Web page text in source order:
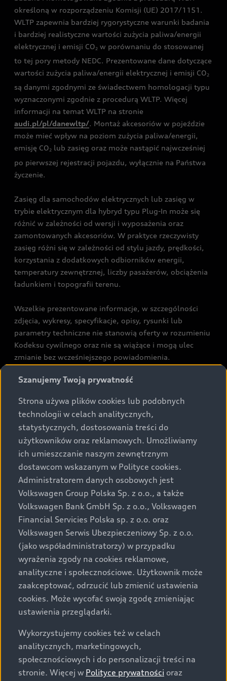
Szanujemy Twoją prywatność
Strona używa plików cookies lub podobnych
technologii w celach analitycznych,
statystycznych, dostosowania treści do
użytkowników oraz reklamowych. Umożliwiamy
ich umieszczanie naszym zewnętrznym
dostawcom wskazanym w Polityce cookies.
Administratorem danych osobowych jest
Volkswagen Group Polska Sp. z o.o., a także
Volkswagen Bank GmbH Sp. z o.o., Volkswagen
Financial Servicies Polska sp. z o.o. oraz
Volkswagen Serwis Ubezpieczeniowy Sp. z o.o.
(jako współadministratorzy) w przypadku
wyrażenia zgody na cookies reklamowe,
analityczne i społecznościowe. Użytkownik może
zaakceptować, odrzucić lub zmienić ustawienia
cookies. Może wycofać swoją zgodę zmieniając
ustawienia przeglądarki.
Wykorzystujemy cookies też w celach
analitycznych, marketingowych,
społecznościowych i do personalizacji treści na
stronie. Więcej w Polityce prywatności oraz
określoną w rozporządzeniu Komisji (UE) 2017/1151.
WLTP zapewnia bardziej rygorystyczne warunki badania
i bardziej realistyczne wartości zużycia paliwa/energii
elektrycznej i emisji CO2 w porównaniu do stosowanej
to tej pory metody NEDC. Prezentowane dane dotyczące
wartości zużycia paliwa/energii elektrycznej i emisji CO2
są danymi zgodnymi ze świadectwem homologacji typu
wyznaczonymi zgodnie z procedurą WLTP. Więcej
informacji na temat WLTP na stronie
audi.pl/pl/danewltp/. Montaż akcesoriów w pojeździe
może mieć wpływ na poziom zużycia paliwa/energii,
emisję CO2 lub zasięg oraz może nastąpić najwcześniej
po pierwszej rejestracji pojazdu, wyłącznie na Państwa
życzenie.
Zasięg dla samochodów elektrycznych lub zasięg w
trybie elektrycznym dla hybryd typu Plug-In może się
różnić w zależności od wersji i wyposażenia oraz
zamontowanych akcesoriów. W praktyce rzeczywisty
zasięg różni się w zależności od stylu jazdy, prędkości,
korzystania z dodatkowych odbiorników energii,
temperatury zewnętrznej, liczby pasażerów, obciążenia
ładunkiem i topografii terenu.
Wszelkie prezentowane informacje, w szczególności
zdjęcia, wykresy, specyfikacje, opisy, rysunki lub
parametry techniczne nie stanowią oferty w rozumieniu
Kodeksu cywilnego oraz nie są wiążące i mogą ulec
zmianie bez wcześniejszego powiadomienia.
rozumieniu art. 5561§2 Kodeksu cywilnego oraz art.
Podane kwoty są rekomendowane i obejmują podatek
VAT (23%), chyba że inaczej zaznaczono.
Audi zastrzega sobie możliwość wprowadzenia zmian w
prezentowanych wersjach. Przedstawione detale
wyposażenia mogą różnić się od specyfikacji
przewidzianej na rynek polski. Zamieszczone zdjęcia
mogą przedstawiać wyposażenie opcjonalne, dostępne
za dopłatą. Wiążące ustalenie ceny, wyposażenia i
specyfikacji pojazdu następują w umowie sprzedaży, a
określenie parametrów technicznych zawiera
świadectwo homologacji typu pojazdu. Zastrzegamy
sobie prawo do zmian i pomyłek. Wszelkie informacje
prezentowane na stronie są aktualne na dzień ich
zamieszczania. W celu uzyskania najnowszych
informacji prosimy kontaktować się z Partnerem Marki
Audi.
Wszystkie produkowane obecnie samochody marki Audi
są wykonywane z materiałów spełniających pod
względem możliwości odzysku i recyklingu wymagania
określone w normie ISO 22628 i są zgodne z